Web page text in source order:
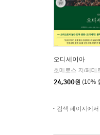
오디세이아
24,300원 (10%
검색 페이지에